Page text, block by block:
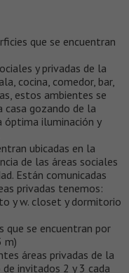
que se encuentran
y privadas de la
cocina, comedor, bar,
estos ambientes se
gozando de la
óptima iluminación y
ubicadas en la
de las áreas sociales
Están comunicadas
privadas tenemos:
y w. closet y dormitorio
que se encuentran por
m)
áreas privadas de la
invitados 2 y 3 cada